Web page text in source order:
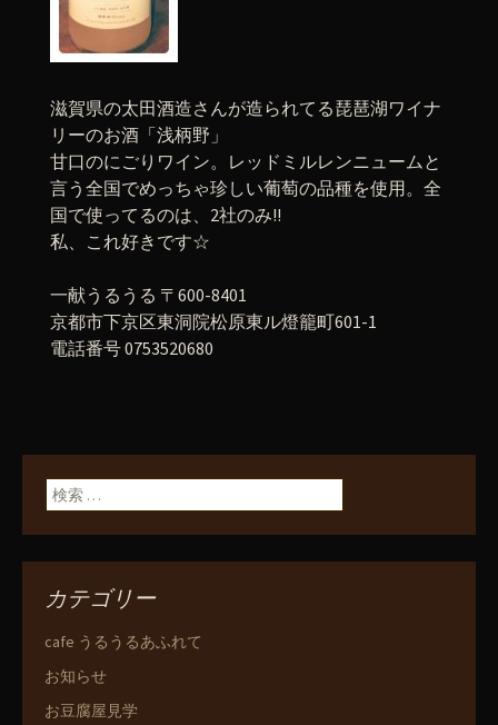
滋賀県の太田酒造さんが造られてる琵琶湖ワイナ
リーのお酒「浅柄野」
甘口のにごりワイン。レッドミルレンニュームと
言う全国でめっちゃ珍しい葡萄の品種を使用。全
国で使ってるのは、2社のみ!!
私、これ好きです☆
一献うるうる 〒600-8401
京都市下京区東洞院松原東ル燈籠町601-1
電話番号 0753520680
検索:
カテゴリー
cafe うるうるあふれて
お知らせ
お豆腐屋見学